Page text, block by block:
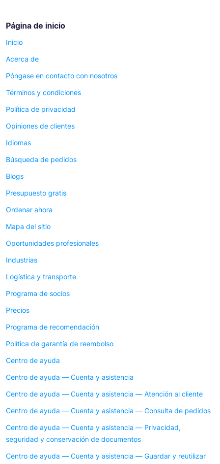
Página de inicio
Inicio
Acerca de
Póngase en contacto con nosotros
Términos y condiciones
Política de privacidad
Opiniones de clientes
Idiomas
Búsqueda de pedidos
Blogs
Presupuesto gratis
Ordenar ahora
Mapa del sitio
Oportunidades profesionales
Industrias
Logística y transporte
Programa de socios
Precios
Programa de recomendación
Política de garantía de reembolso
Centro de ayuda
Centro de ayuda — Cuenta y asistencia
Centro de ayuda — Cuenta y asistencia — Atención al cliente
Centro de ayuda — Cuenta y asistencia — Consulta de pedidos
Centro de ayuda — Cuenta y asistencia — Privacidad,
seguridad y conservación de documentos
Centro de ayuda — Cuenta y asistencia — Guardar y reutilizar